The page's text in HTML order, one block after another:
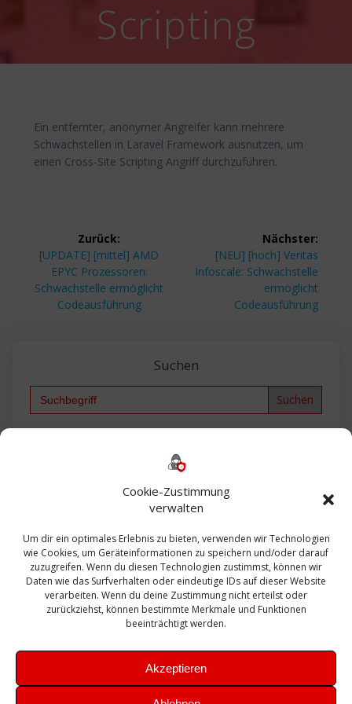
Cookie-Zustimmung
verwalten
Um dir ein optimales Erlebnis zu bieten, verwenden wir Technologien
wie Cookies, um Geräteinformationen zu speichern und/oder darauf
zuzugreifen. Wenn du diesen Technologien zustimmst, können wir
Daten wie das Surfverhalten oder eindeutige IDs auf dieser Website
verarbeiten. Wenn du deine Zustimmung nicht erteilst oder
zurückziehst, können bestimmte Merkmale und Funktionen
beeinträchtigt werden.
Akzeptieren
Scripting
Ein entfernter, anonymer Angreifer kann mehrere
Schwachstellen in Laravel Framework ausnutzen, um
einen Cross-Site Scripting Angriff durchzuführen.
Beitragsnavigation
Zurück:
Vorheriger
Beitrag:
[UPDATE] [mittel] AMD
EPYC Prozessoren:
Schwachstelle ermöglicht
Codeausführung
Nächster:
Nächster
Beitrag:
[NEU] [hoch] Veritas
Infoscale: Schwachstelle
ermöglicht
Codeausführung
Suchen
Search
Bautagebuch
Exchange firewall Fritzbox
Microsoft
Sanierung SBS Security Server Sicherheit
Sicherung SIEM Sophos SSL Ubuntu
Update Upgrade UTM VCenter VCSA Veeam
VMWare VPN WAZUH Windows
Zertifikat